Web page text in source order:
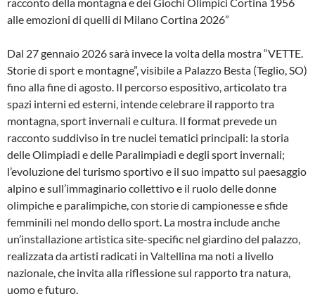
alle emozioni di quelli di Milano Cortina 2026”
Dal 27 gennaio 2026 sarà invece la volta della mostra “VETTE.
Storie di sport e montagne”, visibile a Palazzo Besta (Teglio, SO)
fino alla fine di agosto. Il percorso espositivo, articolato tra
spazi interni ed esterni, intende celebrare il rapporto tra
montagna, sport invernali e cultura. Il format prevede un
racconto suddiviso in tre nuclei tematici principali: la storia
delle Olimpiadi e delle Paralimpiadi e degli sport invernali;
l’evoluzione del turismo sportivo e il suo impatto sul paesaggio
alpino e sull’immaginario collettivo e il ruolo delle donne
olimpiche e paralimpiche, con storie di campionesse e sfide
femminili nel mondo dello sport. La mostra include anche
un’installazione artistica site-specific nel giardino del palazzo,
realizzata da artisti radicati in Valtellina ma noti a livello
nazionale, che invita alla riflessione sul rapporto tra natura,
uomo e futuro.